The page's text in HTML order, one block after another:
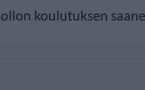
koulutuksen